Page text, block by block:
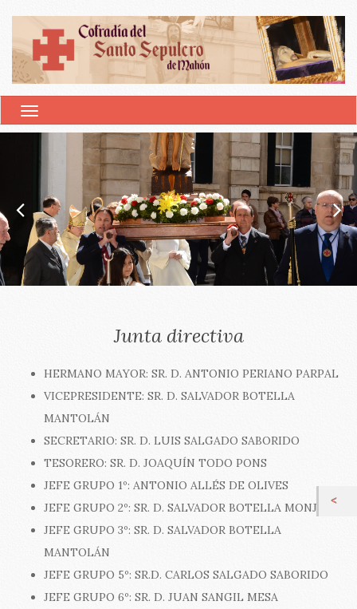
ALTERNAR NAVEGACIÓN
Junta directiva
HERMANO MAYOR: SR. D. ANTONIO PERIANO PARPAL
VICEPRESIDENTE: SR. D. SALVADOR BOTELLA
MANTOLÁN
SECRETARIO: SR. D. LUIS SALGADO SABORIDO
TESORERO: SR. D. JOAQUÍN TODO PONS
JEFE GRUPO 1º: ANTONIO ALLÉS DE OLIVES
JEFE GRUPO 2º: SR. D. SALVADOR BOTELLA MONJO
JEFE GRUPO 3º: SR. D. SALVADOR BOTELLA
MANTOLÁN
JEFE GRUPO 5º: SR.D. CARLOS SALGADO SABORIDO
JEFE GRUPO 6º: SR. D. JUAN SANGIL MESA